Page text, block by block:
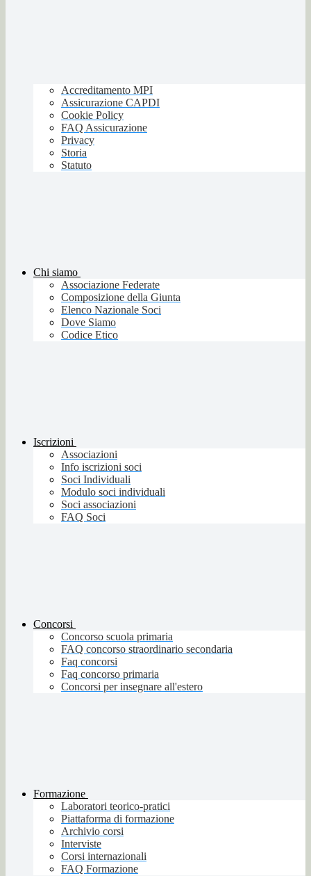
Accreditamento MPI
Assicurazione CAPDI
Cookie Policy
FAQ Assicurazione
Privacy
Storia
Statuto
Chi siamo
Associazione Federate
Composizione della Giunta
Elenco Nazionale Soci
Dove Siamo
Codice Etico
Iscrizioni
Associazioni
Info iscrizioni soci
Soci Individuali
Modulo soci individuali
Soci associazioni
FAQ Soci
Concorsi
Concorso scuola primaria
FAQ concorso straordinario secondaria
Faq concorsi
Faq concorso primaria
Concorsi per insegnare all'estero
Formazione
Laboratori teorico-pratici
Piattaforma di formazione
Archivio corsi
Interviste
Corsi internazionali
FAQ Formazione